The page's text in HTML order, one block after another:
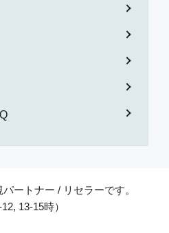
ートナー / リセラーです。
13-15時）